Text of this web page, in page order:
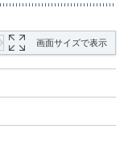
画面サイズで表示